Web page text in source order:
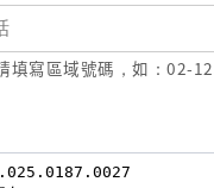
填寫區域號碼，如：02-